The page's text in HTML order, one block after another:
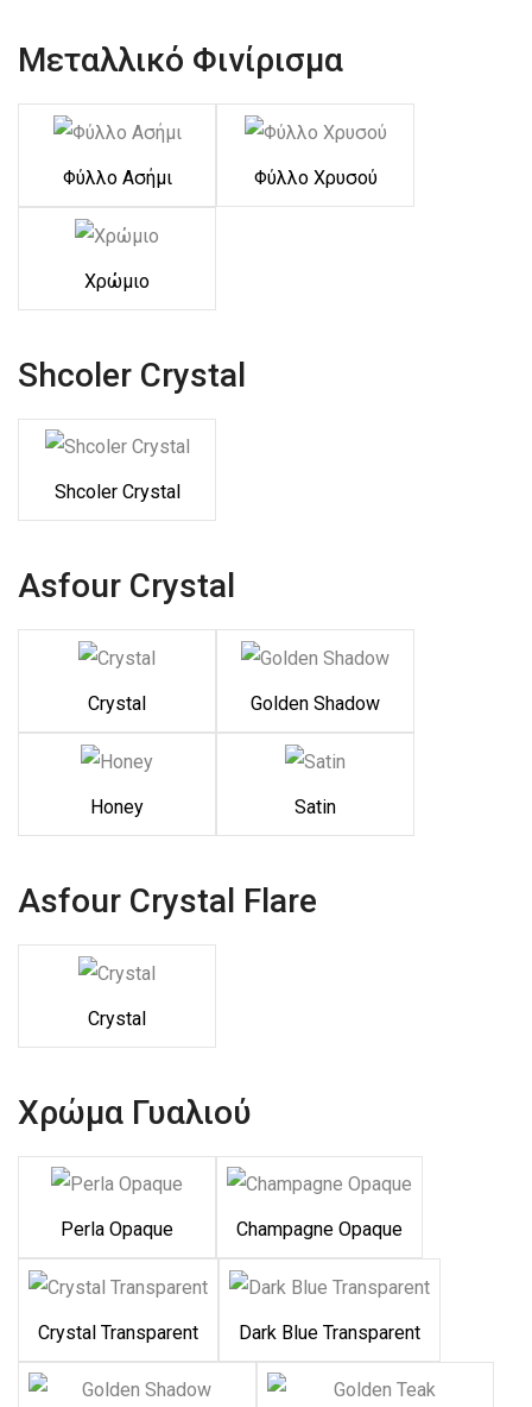
Μεταλλικό Φινίρισμα
Φύλλο Ασήμι Φύλλο Χρυσού
Χρώμιο
Shcoler Crystal
Shcoler Crystal
Asfour Crystal
Crystal Golden Shadow
Honey Satin
Asfour Crystal Flare
Crystal
Χρώμα Γυαλιού
Perla Opaque Champagne Opaque
Crystal Transparent Dark Blue Transparent